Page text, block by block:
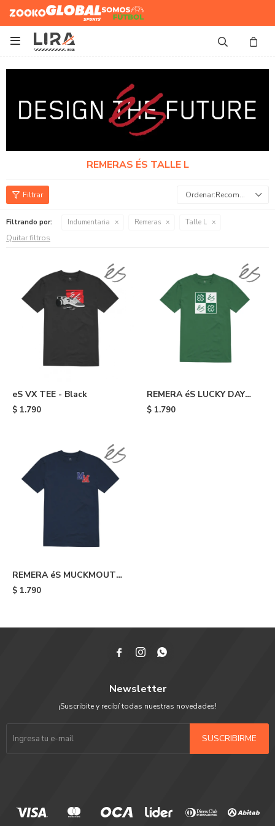
Zooko Global Sports
Somos
Futbol

REMERAS ÉS TALLE L
Recomendados
Filtrando por: Indumentaria Remeras Talle L
Quitar filtros
eS VX TEE - Black
$ 1.790
REMERA éS LUCKY DAY
TEE - 320
$ 1.790
REMERA éS MUCKMOUTH
TEE - Blue
$ 1.790
  
Newsletter
¡Suscribite y recibí todas nuestras novedades!
SUSCRIBIRME